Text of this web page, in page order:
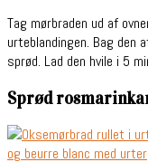
Tag mørbraden ud af
urteblandingen. Bag den
sprød. Lad den hvile i 5
Sprød